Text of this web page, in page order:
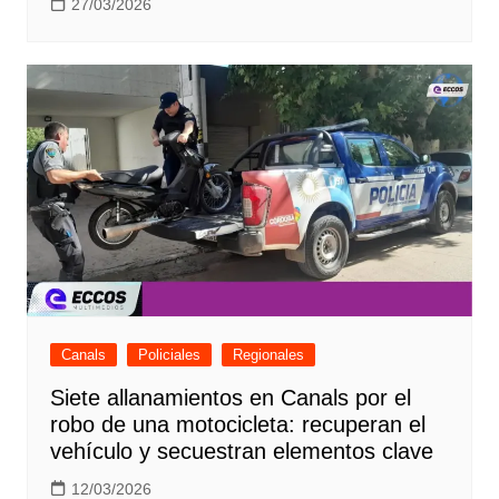
27/03/2026
Canals Policiales Regionales
Siete allanamientos en Canals por el
robo de una motocicleta: recuperan el
vehículo y secuestran elementos clave
12/03/2026